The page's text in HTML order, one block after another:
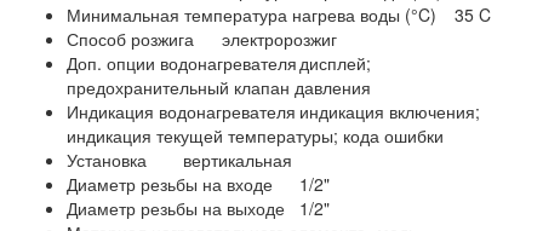
Минимальная температура нагрева воды (°C)
35 C
Способ розжига
электророзжиг
Доп. опции водонагревателядисплей;
предохранительный клапан давления
Индикация водонагревателя индикация включения;
индикация текущей температуры; кода ошибки
Установка
вертикальная
Диаметр резьбы на входе
1/2"
Диаметр резьбы на выходе
1/2"